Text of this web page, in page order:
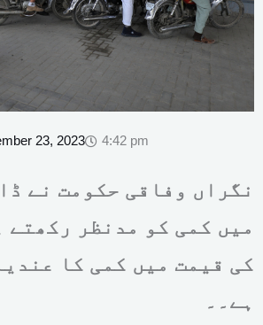
23, 2023 4:42 pm
نگراں وفاقی حکومت نے
میں کمی کو مدنظر رکھتے
کی قیمت میں کمی کا
ہے۔۔